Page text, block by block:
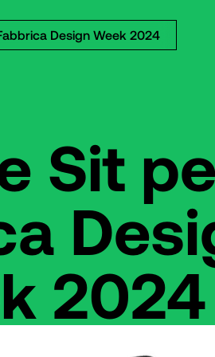
Design Week 2024
Sit
2024